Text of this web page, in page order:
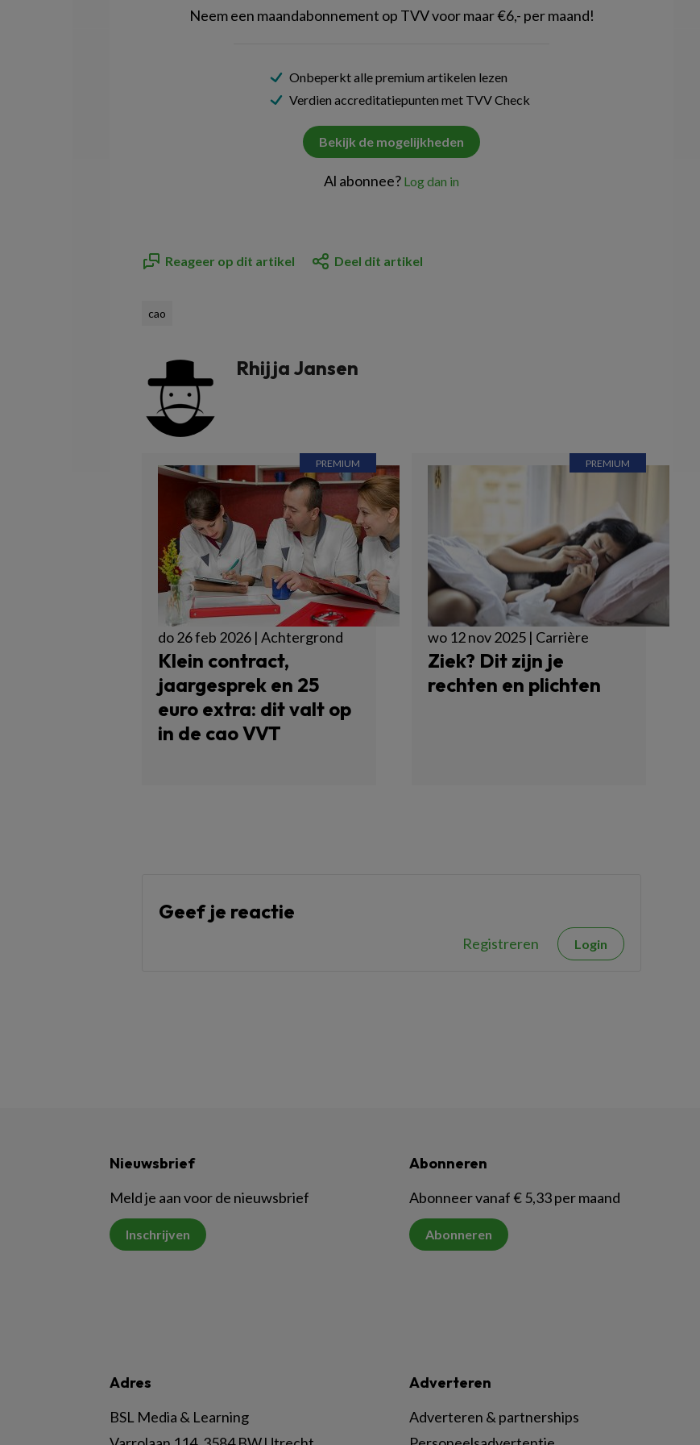
Neem een maandabonnement op TVV voor maar €6,- per maand!
Onbeperkt alle premium artikelen lezen
Verdien accreditatiepunten met TVV Check
Bekijk de mogelijkheden
Al abonnee? Log dan in
Reageer op dit artikel Deel dit artikel
cao
Rhijja Jansen
do 26 feb 2026 | Achtergrond
Klein contract,
jaargesprek en 25
euro extra: dit valt op
in de cao VVT
wo 12 nov 2025 | Carrière
Ziek? Dit zijn je
rechten en plichten
Geef je reactie
Registreren Login
Nieuwsbrief
Meld je aan voor de nieuwsbrief
Inschrijven
Abonneren
Abonneer vanaf € 5,33 per maand
Abonneren
Adres
BSL Media & Learning
Adverteren
Adverteren & partnerships